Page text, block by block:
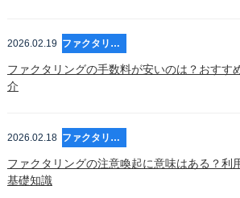
2026.02.19 ファクタリング
ファクタリングの手数料が安いのは？おすす
介
2026.02.18 ファクタリング
ファクタリングの注意喚起に意味はある？利
基礎知識